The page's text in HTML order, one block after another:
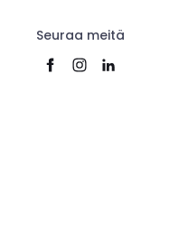
Seuraa meitä